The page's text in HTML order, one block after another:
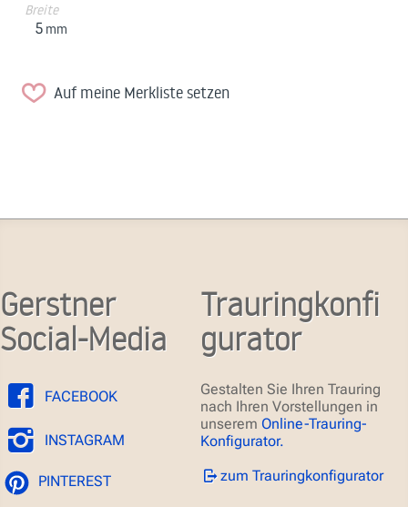
Breite
5 mm
Auf meine Merkliste setzen
Gerstner
Social-Media
FACEBOOK
INSTAGRAM
PINTEREST
Trauringkonfi
gurator
Gestalten Sie Ihren Trauring
nach Ihren Vorstellungen in
unserem Online-Trauring-
Konfigurator.
zum Trauringkonfigurator